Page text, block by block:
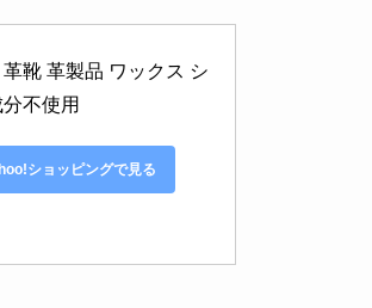
靴 革製品 ワックス シ
不使用
ショッピングで見る